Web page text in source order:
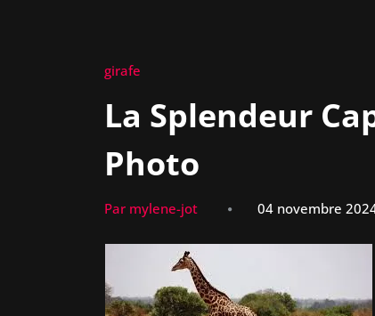
girafe
La Splendeur
Photo
Par mylene-jot 04 novembre